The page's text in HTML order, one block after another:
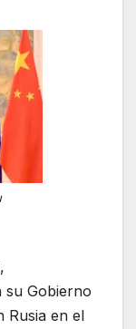
su Gobierno
Rusia en el